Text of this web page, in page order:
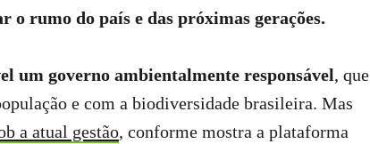
o rumo do país e das próximas gerações.
um governo ambientalmente responsável, que
e com a biodiversidade brasileira. Mas
a atual gestão, conforme mostra a plataforma